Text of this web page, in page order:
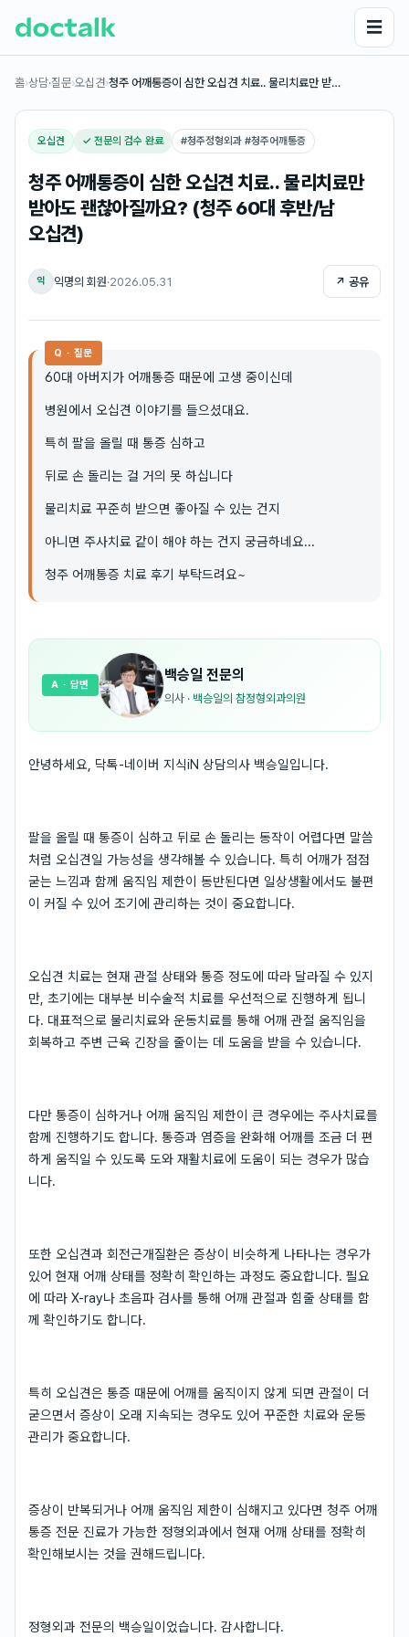
☰
홈›상담·질문›오십견›청주 어깨통증이 심한 오십견 치료.. 물리치료만 받…
오십견 ✓ 전문의 검수 완료 #청주정형외과 #청주어깨통증
청주 어깨통증이 심한 오십견 치료.. 물리치료만
받아도 괜찮아질까요? (청주 60대 후반/남
오십견)
익 익명의 회원·2026.05.31 ↗ 공유
Q · 질문
60대 아버지가 어깨통증 때문에 고생 중이신데
병원에서 오십견 이야기를 들으셨대요.
특히 팔을 올릴 때 통증 심하고
뒤로 손 돌리는 걸 거의 못 하십니다
물리치료 꾸준히 받으면 좋아질 수 있는 건지
아니면 주사치료 같이 해야 하는 건지 궁금하네요...
청주 어깨통증 치료 후기 부탁드려요~
백승일 전문의
의사 · 백승일의 참정형외과의원
A · 답변
안녕하세요, 닥톡-네이버 지식iN 상담의사 백승일입니다.
팔을 올릴 때 통증이 심하고 뒤로 손 돌리는 동작이 어렵다면 말씀
처럼 오십견일 가능성을 생각해볼 수 있습니다. 특히 어깨가 점점
굳는 느낌과 함께 움직임 제한이 동반된다면 일상생활에서도 불편
이 커질 수 있어 조기에 관리하는 것이 중요합니다.
오십견 치료는 현재 관절 상태와 통증 정도에 따라 달라질 수 있지
만, 초기에는 대부분 비수술적 치료를 우선적으로 진행하게 됩니
다. 대표적으로 물리치료와 운동치료를 통해 어깨 관절 움직임을
회복하고 주변 근육 긴장을 줄이는 데 도움을 받을 수 있습니다.
다만 통증이 심하거나 어깨 움직임 제한이 큰 경우에는 주사치료를
함께 진행하기도 합니다. 통증과 염증을 완화해 어깨를 조금 더 편
하게 움직일 수 있도록 도와 재활치료에 도움이 되는 경우가 많습
니다.
또한 오십견과 회전근개질환은 증상이 비슷하게 나타나는 경우가
있어 현재 어깨 상태를 정확히 확인하는 과정도 중요합니다. 필요
에 따라 X-ray나 초음파 검사를 통해 어깨 관절과 힘줄 상태를 함
께 확인하기도 합니다.
특히 오십견은 통증 때문에 어깨를 움직이지 않게 되면 관절이 더
굳으면서 증상이 오래 지속되는 경우도 있어 꾸준한 치료와 운동
관리가 중요합니다.
증상이 반복되거나 어깨 움직임 제한이 심해지고 있다면 청주 어깨
통증 전문 진료가 가능한 정형외과에서 현재 어깨 상태를 정확히
확인해보시는 것을 권해드립니다.
정형외과 전문의 백승일이었습니다. 감사합니다.